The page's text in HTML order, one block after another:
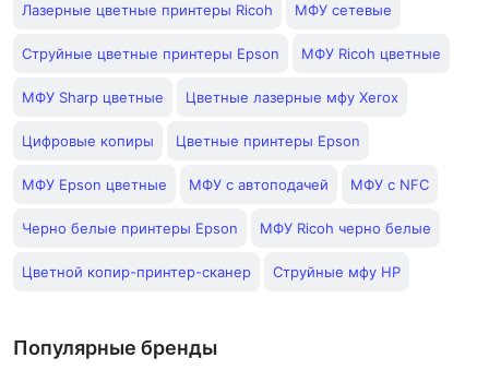
Лазерные цветные принтеры Ricoh МФУ сетевые
Струйные цветные принтеры Epson МФУ Ricoh цветные
МФУ Sharp цветные Цветные лазерные мфу Xerox
Цифровые копиры Цветные принтеры Epson
МФУ Epson цветные МФУ с автоподачей МФУ с NFC
Черно белые принтеры Epson МФУ Ricoh черно белые
Цветной копир-принтер-сканер Струйные мфу HP
Популярные бренды